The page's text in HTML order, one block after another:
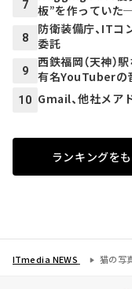
7
板”を作ってい
8
防衛装備庁、ITコ
委託
9
西鉄福岡（天神
有名YouTuberの
10 Gmail、他社メア
ランキングを
ITmedia NEWS 猫の写